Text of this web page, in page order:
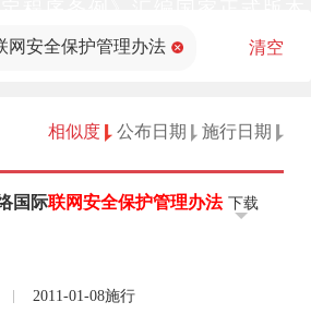
官网)同步公布
网安全保护管理办法 清空
相似度 公布日期 施行日期
国际联网安全保护管理办法
2011-01-08施行
下载